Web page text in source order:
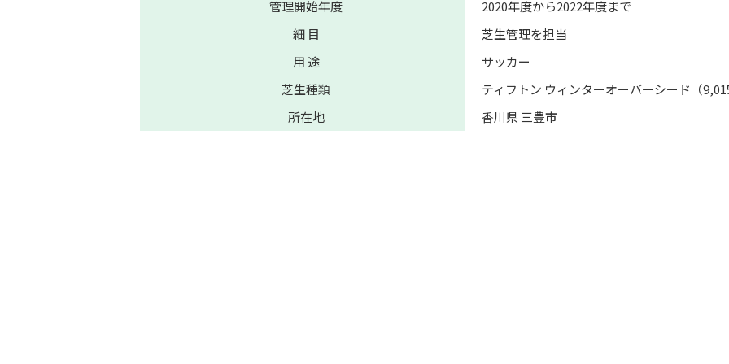
管理開始年度
2020年度から2022年度まで
細 目
芝生管理を担当
用 途
サッカー
芝生種類
ティフトン ウィンターオーバーシード（
所在地
香川県 三豊市